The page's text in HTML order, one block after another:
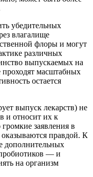
убедительных
влагалище
флоры и могут
различных
выпускаемых на
масштабных
остается
выпуск лекарств) не
и относит их к
заявления в
правдой. К
дополнительных
— и
на организм